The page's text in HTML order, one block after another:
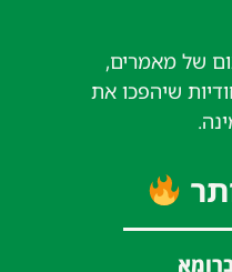
של מאמרים,
שיהפכו את